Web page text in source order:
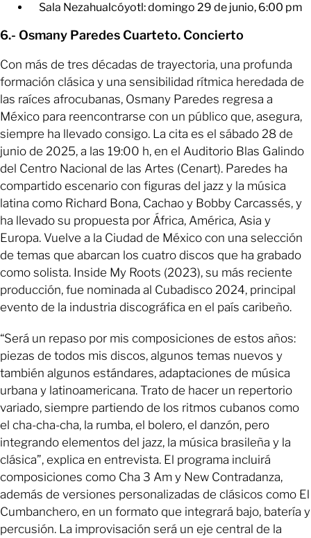
Sala Nezahualcóyotl: domingo 29 de junio, 6:00 pm
6.- Osmany Paredes Cuarteto. Concierto
Con más de tres décadas de trayectoria, una profunda
formación clásica y una sensibilidad rítmica heredada de
las raíces afrocubanas, Osmany Paredes regresa a
México para reencontrarse con un público que, asegura,
siempre ha llevado consigo. La cita es el sábado 28 de
junio de 2025, a las 19:00 h, en el Auditorio Blas Galindo
del Centro Nacional de las Artes (Cenart). Paredes ha
compartido escenario con figuras del jazz y la música
latina como Richard Bona, Cachao y Bobby Carcassés, y
ha llevado su propuesta por África, América, Asia y
Europa. Vuelve a la Ciudad de México con una selección
de temas que abarcan los cuatro discos que ha grabado
como solista. Inside My Roots (2023), su más reciente
producción, fue nominada al Cubadisco 2024, principal
evento de la industria discográfica en el país caribeño.
“Será un repaso por mis composiciones de estos años:
piezas de todos mis discos, algunos temas nuevos y
también algunos estándares, adaptaciones de música
urbana y latinoamericana. Trato de hacer un repertorio
variado, siempre partiendo de los ritmos cubanos como
el cha-cha-cha, la rumba, el bolero, el danzón, pero
integrando elementos del jazz, la música brasileña y la
clásica”, explica en entrevista. El programa incluirá
composiciones como Cha 3 Am y New Contradanza,
además de versiones personalizadas de clásicos como El
Cumbanchero, en un formato que integrará bajo, batería y
percusión. La improvisación será un eje central de la